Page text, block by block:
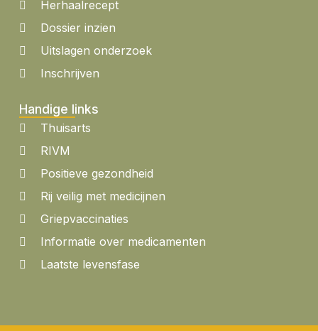
Herhaalrecept
Dossier inzien
Uitslagen onderzoek
Inschrijven
Handige links
Thuisarts
RIVM
Positieve gezondheid
Rij veilig met medicijnen
Griepvaccinaties
Informatie over medicamenten
Laatste levensfase